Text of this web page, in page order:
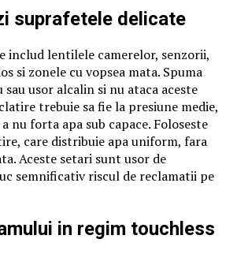
suprafetele delicate
includ lentilele camerelor, senzorii,
si zonele cu vopsea mata. Spuma
usor alcalin si nu ataca aceste
trebuie sa fie la presiune medie,
nu forta apa sub capace. Foloseste
care distribuie apa uniform, fara
Aceste setari sunt usor de
semnificativ riscul de reclamatii pe
in regim touchless